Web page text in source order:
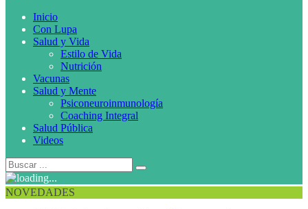
Inicio
Con Lupa
Salud y Vida
Estilo de Vida
Nutrición
Vacunas
Salud y Mente
Psiconeuroinmunología
Coaching Integral
Salud Pública
Videos
NOVEDADES